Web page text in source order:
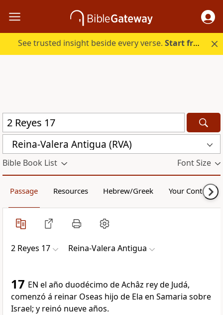
See trusted insight beside every verse.Start free.
Reina-Valera Antigua (RVA)
Bible Book List Font Size
Passage Resources Hebrew/Greek Your Content
2 Reyes 17 Reina-Valera Antigua
17 EN el año duodécimo de Achâz rey de Judá,
comenzó á reinar Oseas hijo de Ela en Samaria sobre
Israel; y reinó nueve años.